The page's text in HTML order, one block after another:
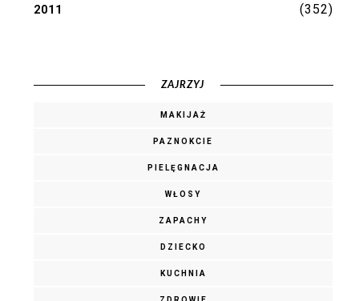
2011 (352)
ZAJRZYJ
MAKIJAŻ
PAZNOKCIE
PIELĘGNACJA
WŁOSY
ZAPACHY
DZIECKO
KUCHNIA